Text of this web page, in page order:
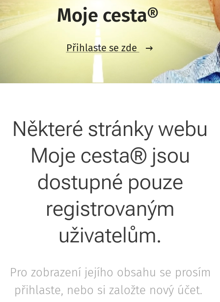
Moje cesta®
Přihlaste se zde
Některé stránky webu
Moje cesta® jsou
dostupné pouze
registrovaným
uživatelům.
Pro zobrazení jejího obsahu se prosím
přihlaste, nebo si založte nový účet.